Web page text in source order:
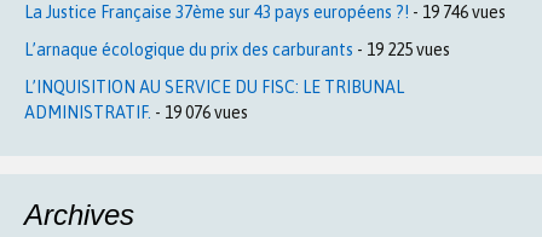
La Justice Française 37ème sur 43 pays européens ?! - 19 746 vues
L’arnaque écologique du prix des carburants - 19 225 vues
L’INQUISITION AU SERVICE DU FISC: LE TRIBUNAL
ADMINISTRATIF. - 19 076 vues
Archives